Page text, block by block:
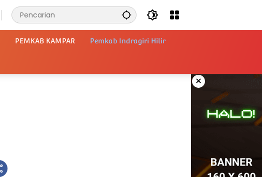
PEMKAB KAMPAR Pemkab Indragiri Hilir
×